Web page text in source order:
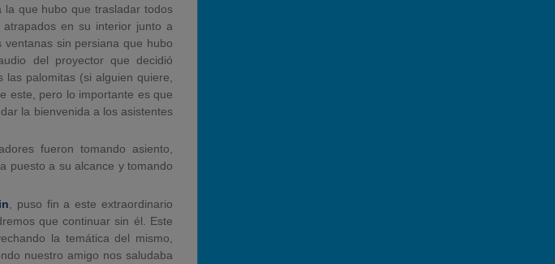
que hubo que trasladar todos
en su interior junto a
sin persiana que hubo
del proyector que decidió
palomitas (si alguien quiere,
este, pero lo importante es que
la bienvenida a los asistentes
fueron tomando asiento,
puesto a su alcance y tomando
, puso fin a este extraordinario
que continuar sin él. Este
la temática del mismo,
nuestro amigo nos saludaba